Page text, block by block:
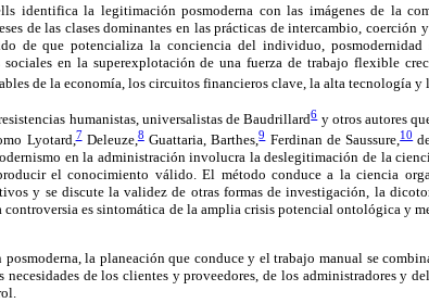
identifica la legitimación posmoderna con las imágenes de la
de las clases dominantes en las prácticas de intercambio,
de que potencializa la conciencia del individuo,
sociales en la superexplotación de una fuerza de trabajo flexible
de la economía, los circuitos financieros clave, la alta tecnología
humanistas, universalistas de Baudrillard6y otros autores
Lyotard,7Deleuze,8Guattaria, Barthes,9Ferdinan de Saussure,10
en la administración involucra la deslegitimación de la
el conocimiento válido. El método conduce a la ciencia
y se discute la validez de otras formas de investigación, la
es sintomática de la amplia crisis potencial ontológica y
la planeación que conduce y el trabajo manual se
necesidades de los clientes y proveedores, de los administradores y